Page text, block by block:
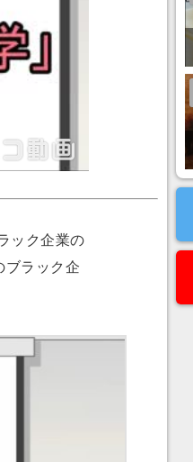
ック企業の
ブラック企